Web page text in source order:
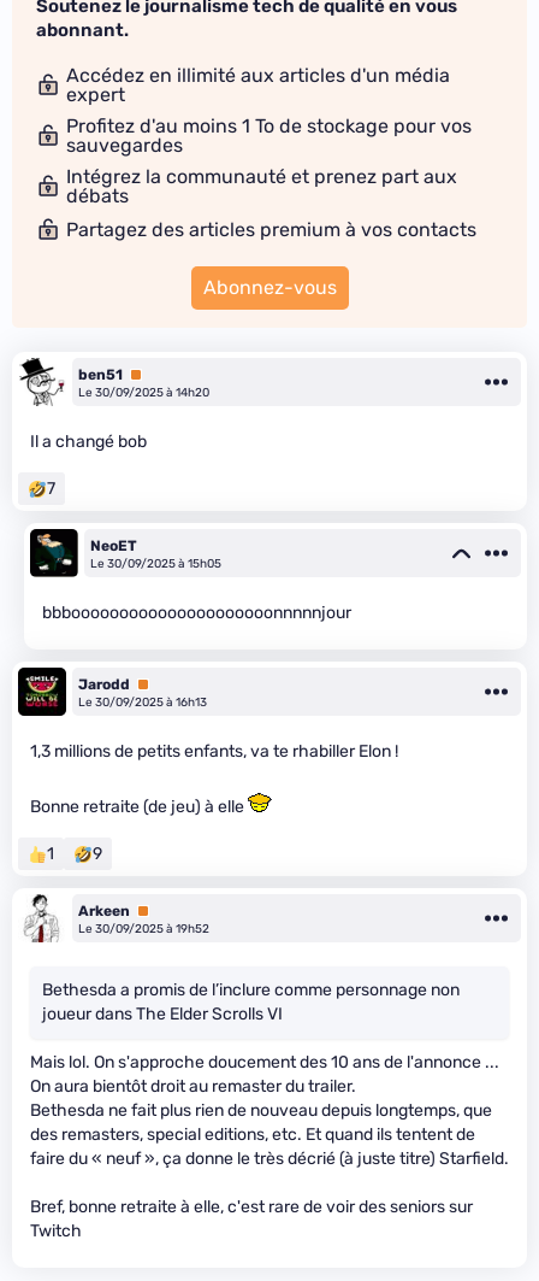
Soutenez le journalisme tech de qualité en vous
abonnant.
Accédez en illimité aux articles d'un média
expert
Profitez d'au moins 1 To de stockage pour vos
sauvegardes
Intégrez la communauté et prenez part aux
débats
Partagez des articles premium à vos contacts
Abonnez-vous
ben51 Premium
Le 30/09/2025 à 14h20
Il a changé bob
7
NeoET
Le 30/09/2025 à 15h05
bbbooooooooooooooooooooonnnnnjour
Jarodd
Premium
Le 30/09/2025 à 16h13
1,3 millions de petits enfants, va te rhabiller Elon !
Bonne retraite (de jeu) à elle
1 9
Arkeen
Premium
Le 30/09/2025 à 19h52
Bethesda a promis de l’inclure comme personnage non
joueur dans The Elder Scrolls VI
Mais lol. On s'approche doucement des 10 ans de l'annonce ...
On aura bientôt droit au remaster du trailer.
Bethesda ne fait plus rien de nouveau depuis longtemps, que
des remasters, special editions, etc. Et quand ils tentent de
faire du « neuf », ça donne le très décrié (à juste titre) Starfield.
Bref, bonne retraite à elle, c'est rare de voir des seniors sur
Twitch